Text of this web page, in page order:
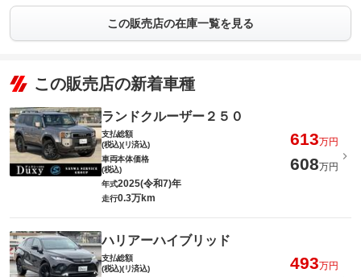
この販売店の在庫一覧を見る
この販売店の新着車種
ランドクルーザー２５０
支払総額
(税込)(リ済込)
613万円
車両本体価格
(税込)
608万円
年式2025(令和7)年
走行0.3万km
ハリアーハイブリッド
支払総額
(税込)(リ済込)
493万円